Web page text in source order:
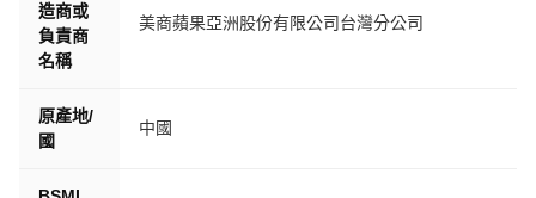
造商或
負責商
名稱
美商蘋果亞洲股份有限公司台灣分公司
原產地/
國
中國